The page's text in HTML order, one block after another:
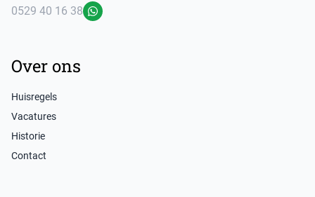
0529 40 16 38
WhatsApp
Over ons
Huisregels
Vacatures
Historie
Contact